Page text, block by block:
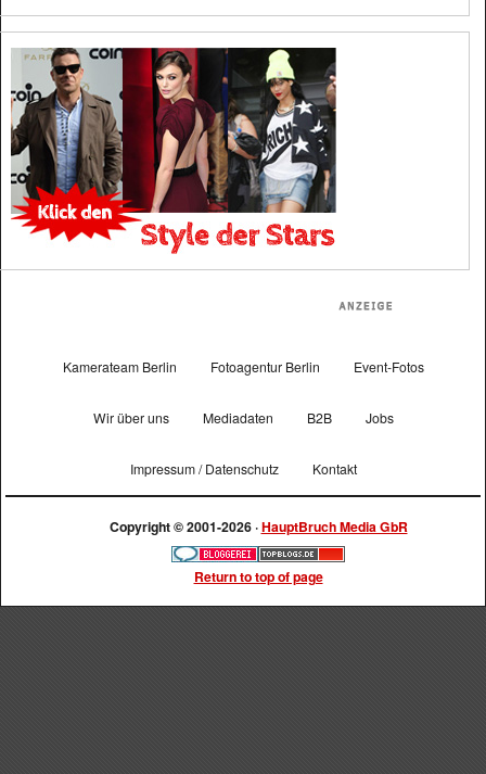
Kamerateam Berlin Fotoagentur Berlin Event-Fotos
Wir über uns Mediadaten B2B Jobs
Impressum / Datenschutz Kontakt
Copyright © 2001-2026 ·HauptBruch Media GbR
Return to top of page